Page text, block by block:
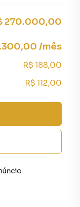
270.000,00
/mês
R$ 188,00
R$ 112,00